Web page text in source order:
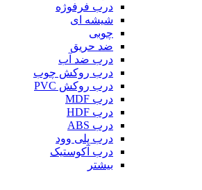
درب فرفوژه
شیشه ای
چوبی
ضد حریق
درب ضد آب
درب روکش چوب
درب روکش PVC
درب MDF
درب HDF
درب ABS
درب پلی وود
درب آکوستیک
بیشتر